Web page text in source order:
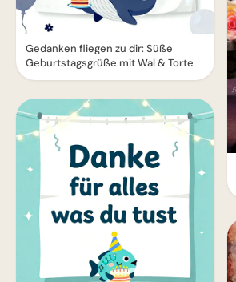
Gedanken fliegen zu dir: Süße
Geburtstagsgrüße mit Wal & Torte